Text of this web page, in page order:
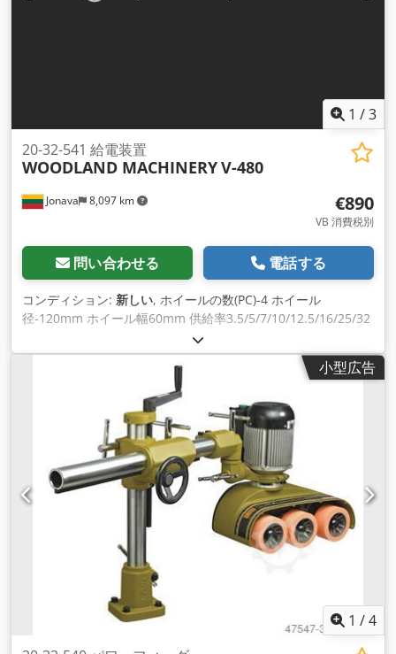
1 /3
Jonava 8,097 km
20-32-541 給電装置
WOODLAND MACHINERYV-480
€890
VB 消費税別
問い合わせる 電話する
コンディション: 新しい, ホイールの数(PC)-4 ホイール
径-120mm ホイール幅60mm 供給率3.5/5/7/10/12.5/16/25/32
m/min モーターパワー-750w/550w Dedpfsdmk Ekjx Acmeck
マシンフレーム - アルミ鋳造 供給の方向: 前方/逆転
小型広告
1 /4